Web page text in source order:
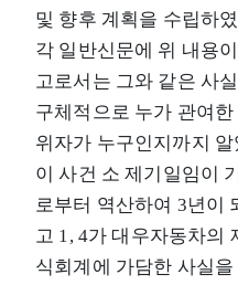
및 향후 계획을 수립하
각 일반신문에 위 내용
고로서는 그와 같은 사
구체적으로 누가 관여
위자가 누구인지까지
이 사건 소 제기일임이
로부터 역산하여 3년이
고 1, 4가 대우자동차의
식회계에 가담한 사실